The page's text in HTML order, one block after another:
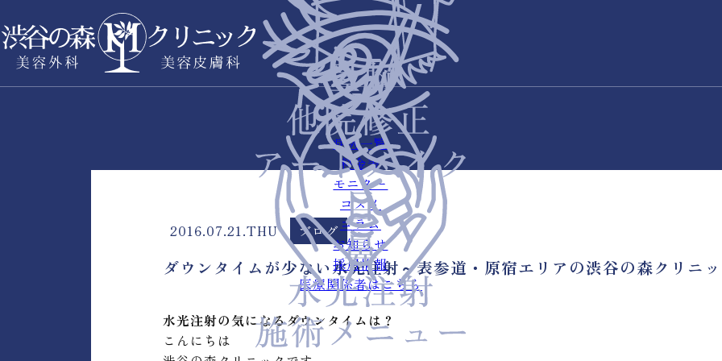
症例一覧
料金表
モニター
コスメ
コラム
お知らせ
採用情報
医療関係者はこちら
2016.07.21.THU ブログ
ダウンタイムが少ない水光注射～表参道・原宿エリアの渋谷の森クリニ
水光注射の気になるダウンタイムは？
こんにちは